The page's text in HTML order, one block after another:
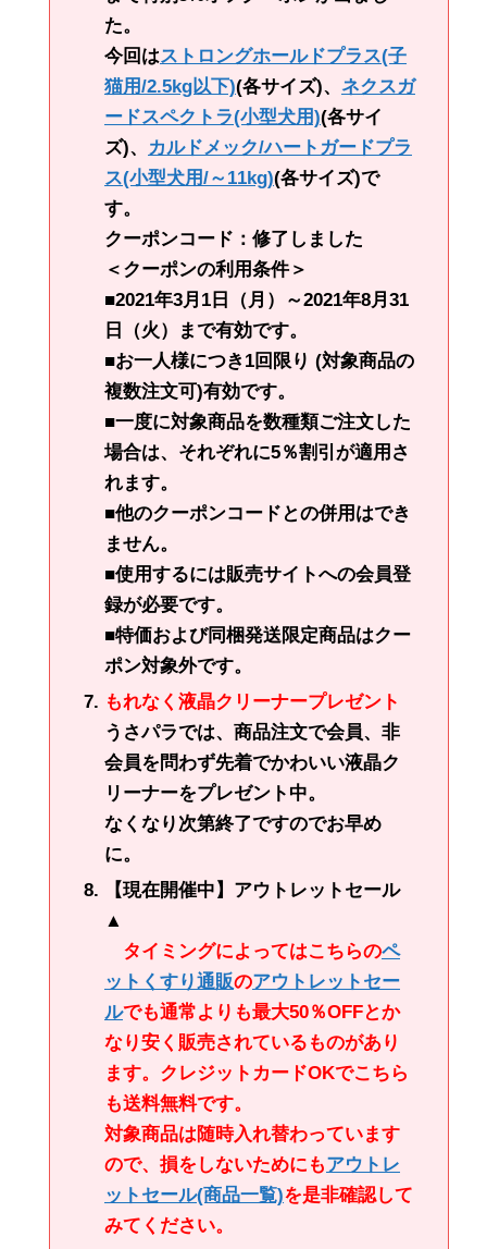
た。
今回はストロングホールドプラス(子
猫用/2.5kg以下)(各サイズ)、 ネクスガ
ードスペクトラ(小型犬用)(各サイ
ズ)、
カルドメック/ハートガードプラ
ス(小型犬用/～11kg)(各サイズ)で
す。
クーポンコード：修了しました
＜クーポンの利用条件＞
■2021年3月1日（月）～2021年8月31
日（火）まで有効です。
■お一人様につき1回限り (対象商品の
複数注文可)有効です。
■一度に対象商品を数種類ご注文した
場合は、それぞれに5％割引が適用さ
れます。
■他のクーポンコードとの併用はでき
ません。
■使用するには販売サイトへの会員登
録が必要です。
■特価および同梱発送限定商品はクー
ポン対象外です。
もれなく液晶クリーナープレゼント
うさパラでは、商品注文で会員、非
会員を問わず先着でかわいい液晶ク
リーナーをプレゼント中。
なくなり次第終了ですのでお早め
に。
【現在開催中】アウトレットセール
▲
タイミングによってはこちらのペ
ットくすり通販のアウトレットセー
ルでも通常よりも最大50％OFFとか
なり安く販売されているものがあり
ます。クレジットカードOKでこちら
も送料無料です。
対象商品は随時入れ替わっています
ので、損をしないためにもアウトレ
ットセール(商品一覧)を是非確認して
みてください。